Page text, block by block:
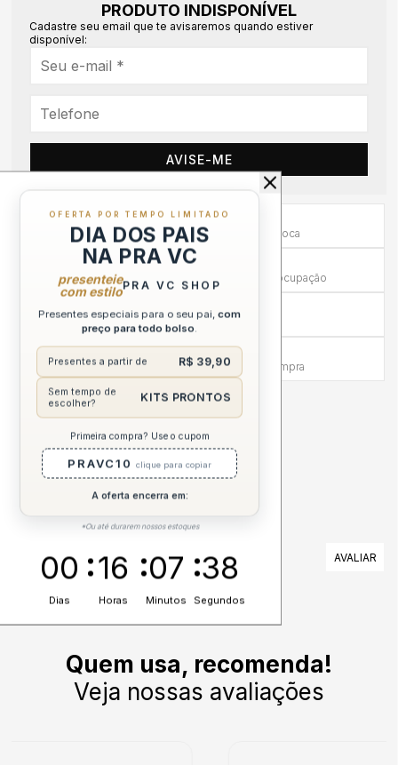
PRODUTO INDISPONÍVEL
Cadastre seu email que te avisaremos quando estiver
disponível:
AVISE-ME
Primeira Troca Grátis
Frete por nossa conta na primeira troca
Troca em até 30 dias
Mais tempo para experimentar sem preocupação
Compra sem Risco
7 dias para reembolso integral
Atendimento Humanizado
Via WhatsApp antes e depois da compra
DESCRIÇÃO COMPLETA
Quem usa, recomenda!
Veja nossas avaliações
OFERTA POR TEMPO LIMITADO
DIA DOS PAIS
NA PRA VC
presenteie
com estiloPRA VC SHOP
Presentes especiais para o seu pai, com
preço para todo bolso.
Presentes a partir de R$ 39,90
Sem tempo de
escolher?
KITS PRONTOS
Primeira compra? Use o cupom
PRAVC10 clique para copiar
A oferta encerra em:
*Ou até durarem nossos estoques
00
Dias
16
Horas
07
Minutos
38
Segundos